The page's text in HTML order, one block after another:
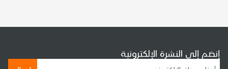
إنضم إلى النشرة الإلكترونية